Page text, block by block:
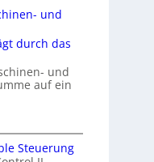
und
durch das
und
auf ein
Steuerung